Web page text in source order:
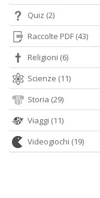
Quiz (2)
Raccolte PDF (43)
Religioni (6)
Scienze (11)
Storia (29)
Viaggi (11)
Videogiochi (19)